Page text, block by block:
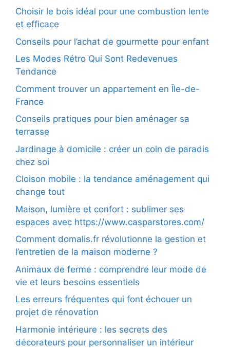
Choisir le bois idéal pour une combustion lente
et efficace
Conseils pour l’achat de gourmette pour enfant
Les Modes Rétro Qui Sont Redevenues
Tendance
Comment trouver un appartement en Île-de-
France
Conseils pratiques pour bien aménager sa
terrasse
Jardinage à domicile : créer un coin de paradis
chez soi
Cloison mobile : la tendance aménagement qui
change tout
Maison, lumière et confort : sublimer ses
espaces avec https://www.casparstores.com/
Comment domalis.fr révolutionne la gestion et
l’entretien de la maison moderne ?
Animaux de ferme : comprendre leur mode de
vie et leurs besoins essentiels
Les erreurs fréquentes qui font échouer un
projet de rénovation
Harmonie intérieure : les secrets des
décorateurs pour personnaliser un intérieur